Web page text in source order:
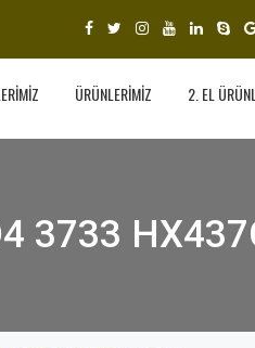
ÜRÜNLERİMİZ 2. EL
3733